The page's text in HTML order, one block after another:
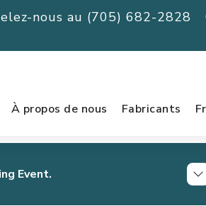
nous au (705) 682-2828
À propos de nous Fabricants
Event.